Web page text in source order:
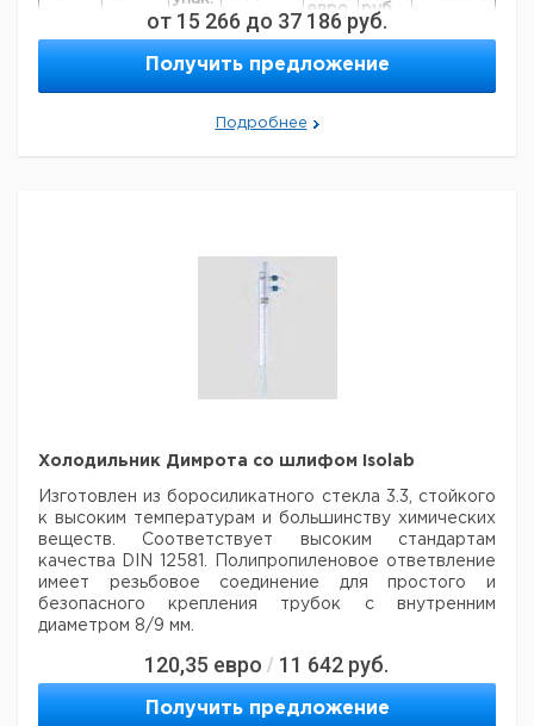
евро
руб
45/40
100 -
1 9043023
60/46 1 9043026
9043027
от 15 266 до 37 186 руб.
Получить предложение
Подробнее
Холодильник Димрота со шлифом Isolab
Изготовлен из боросиликатного стекла 3.3, стойкого
к высоким температурам и большинству химических
веществ. Соответствует высоким стандартам
качества DIN
12581. Полипропиленовое ответвление
имеет резьбовое соединение для простого и
безопасного крепления трубок с внутренним
диаметром 8/9 мм.
Шлиф
NS
Длина
рубашки
Кол-
во в
Кат.
с
120,35 евро / 11 642 руб.
Получить предложение